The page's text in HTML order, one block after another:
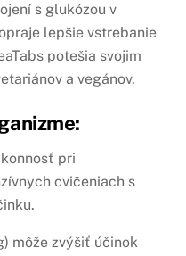
s glukózou v
lepšie vstrebanie
potešia svojim
a vegánov.
pri
cvičeniach s
môže zvýšiť účinok